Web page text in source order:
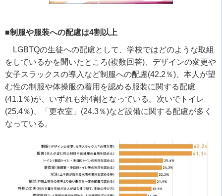
■制服や服装への配慮は4割以上
LGBTQの生徒への配慮として、学校ではどのような取組
をしているかを聞いたところ(複数回答) 、デザインの変更や
女子スラックスの導入など制服への配慮(42.2 ％) 、本人が望
む性の制服や体操服の着用を認める服装に関する配慮
(41.1 ％)が、いずれも約4割となっている。次いでトイレ
(25.4％) 、「更衣室」 (24.3％)など設備に関する配慮が多く
なっている。